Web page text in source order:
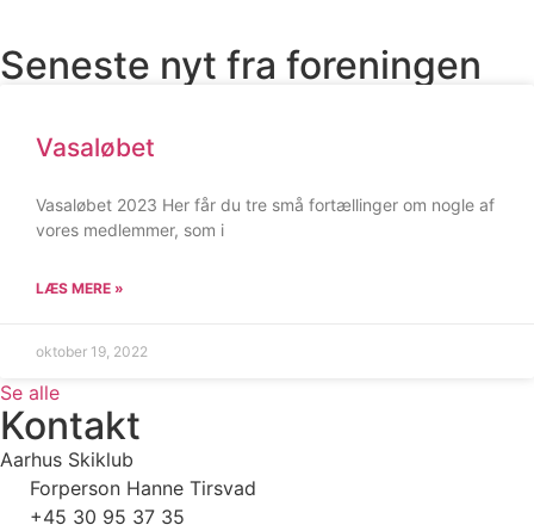
Seneste nyt fra foreningen
Vasaløbet
Vasaløbet 2023 Her får du tre små fortællinger om nogle af
vores medlemmer, som i
LÆS MERE »
oktober 19, 2022
Se alle
Kontakt
Aarhus Skiklub
Forperson Hanne Tirsvad
+45 30 95 37 35